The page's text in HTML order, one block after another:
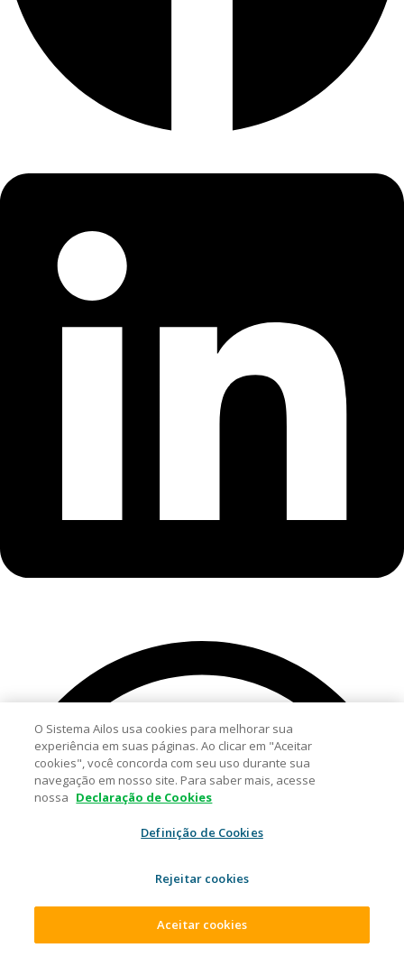
O Sistema Ailos usa cookies para melhorar sua
experiência em suas páginas. Ao clicar em "Aceitar
cookies", você concorda com seu uso durante sua
navegação em nosso site. Para saber mais, acesse
nossa Declaração de Cookies
Definição de Cookies
Rejeitar cookies
Aceitar cookies